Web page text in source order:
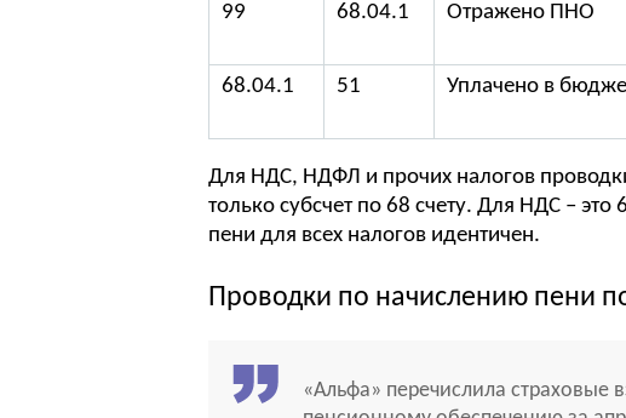
99
68.04.1 Отражено ПНО
68.04.1
51 Уплачено в
Для НДС, НДФЛ и прочих налогов
только субсчет по 68 счету. Для НДС –
пени для всех налогов идентичен.
Проводки по начислению пени
«Альфа» перечислила